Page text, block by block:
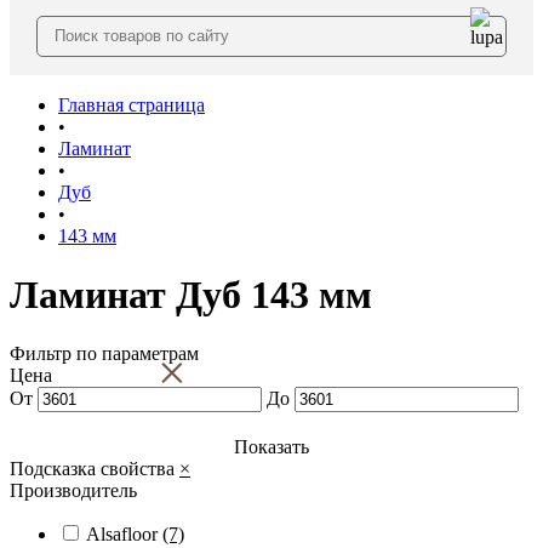
Главная страница
•
Ламинат
•
Дуб
•
143 мм
Ламинат Дуб 143 мм
Фильтр по параметрам
×
Цена
От
До
Показать
Подсказка свойства ×
Производитель
Alsafloor(7)